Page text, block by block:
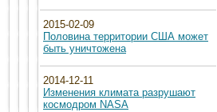
2015-02-09
Половина территории США может
быть уничтожена
2014-12-11
Изменения климата разрушают
космодром NASA